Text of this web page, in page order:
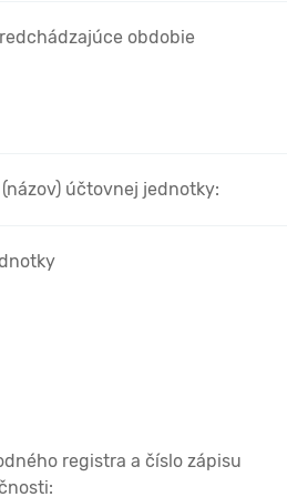
obdobie
účtovnej jednotky:
registra a číslo zápisu